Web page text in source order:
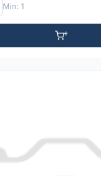
Min: 1